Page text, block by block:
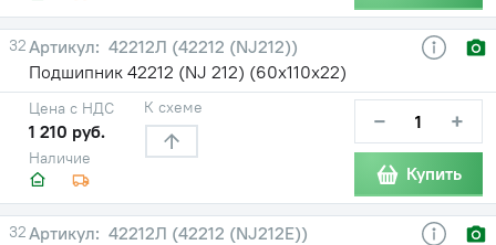
32
42212Л (42212 (NJ212))
Подшипник 42212 (NJ 212) (60х110х22)
Наличие
Цена с НДС
1 210 руб.
К схеме − +
Купить
32
42212Л (42212 (NJ212E))